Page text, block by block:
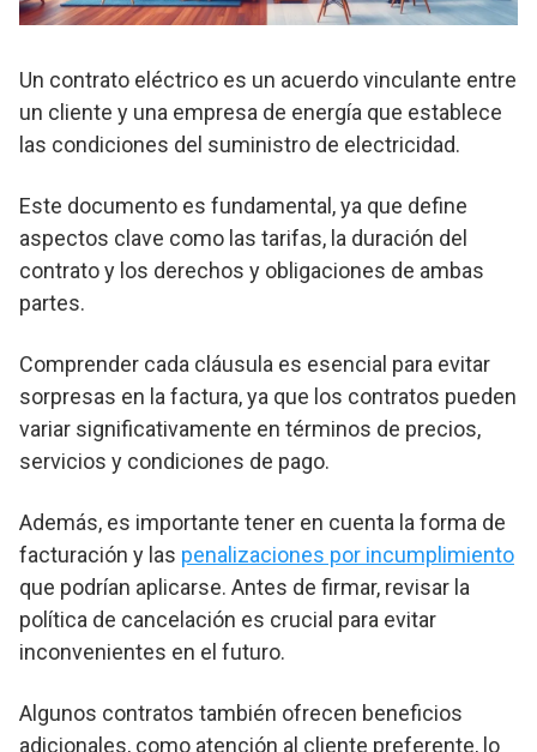
Un contrato eléctrico es un acuerdo vinculante entre
un cliente y una empresa de energía que establece
las condiciones del suministro de electricidad.
Este documento es fundamental, ya que define
aspectos clave como las tarifas, la duración del
contrato y los derechos y obligaciones de ambas
partes.
Comprender cada cláusula es esencial para evitar
sorpresas en la factura, ya que los contratos pueden
variar significativamente en términos de precios,
servicios y condiciones de pago.
Además, es importante tener en cuenta la forma de
facturación y las penalizaciones por incumplimiento
que podrían aplicarse. Antes de firmar, revisar la
política de cancelación es crucial para evitar
inconvenientes en el futuro.
Algunos contratos también ofrecen beneficios
adicionales, como atención al cliente preferente, lo